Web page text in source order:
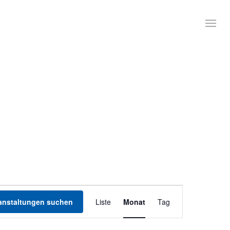
suchen
Veranstaltung
Ansichten-
Navigation
Liste Monat Tag